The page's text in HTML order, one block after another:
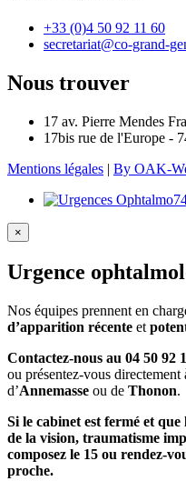
+33 (0)4 50 92 11 60
secretariat@co-grand-
Nous trouver
17 av. Pierre Mendes
17bis rue de l'Europe -
Mentions légales | By OAK-
×
Urgence
Nos équipes prennent en
d’apparition récente et
Contactez-nous au 04 50 92
ou présentez-vous directement
d’Annemasse ou de Thonon.
Si le cabinet est fermé et
de la vision, traumatisme
composez le 15 ou rendez-
proche.